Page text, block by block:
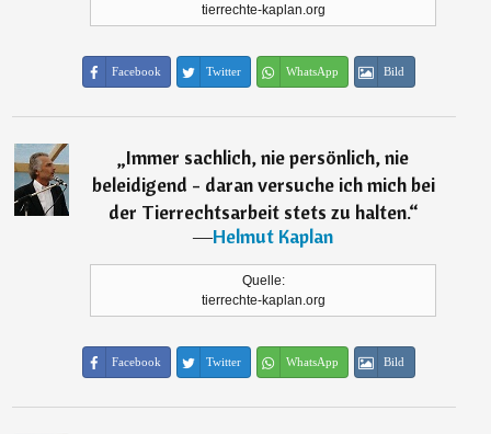
tierrechte-kaplan.org
Facebook Twitter WhatsApp Bild
„Immer sachlich, nie persönlich, nie
beleidigend - daran versuche ich mich bei
der Tierrechtsarbeit stets zu halten.“
―Helmut Kaplan
Quelle:
tierrechte-kaplan.org
Facebook Twitter WhatsApp Bild